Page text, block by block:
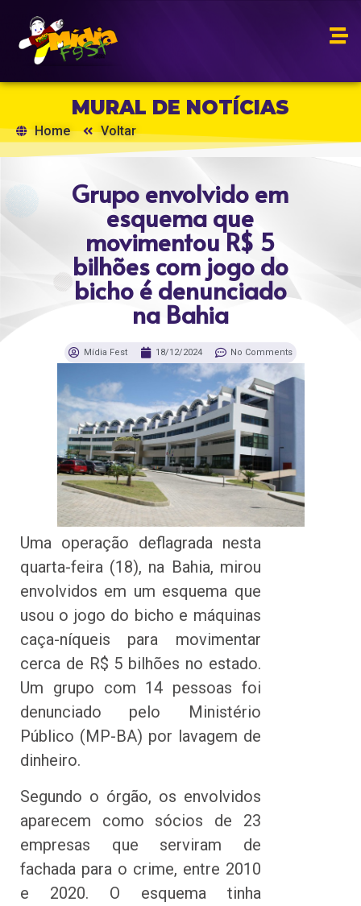
MURAL DE NOTÍCIAS
Home Voltar
Grupo envolvido em
esquema que
movimentou R$ 5
bilhões com jogo do
bicho é denunciado
na Bahia
Mídia Fest 18/12/2024 No Comments
Uma operação deflagrada nesta
quarta-feira (18), na Bahia, mirou
envolvidos em um esquema que
usou o jogo do bicho e máquinas
caça-níqueis para movimentar
cerca de R$ 5 bilhões no estado.
Um grupo com 14 pessoas foi
denunciado pelo Ministério
Público (MP-BA) por lavagem de
dinheiro.
Segundo o órgão, os envolvidos
aparecem como sócios de 23
empresas que serviram de
fachada para o crime, entre 2010
e 2020. O esquema tinha